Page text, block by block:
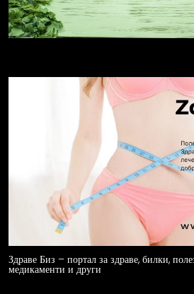
Здраве Биз – портал за здраве, билки,
медикаменти и други